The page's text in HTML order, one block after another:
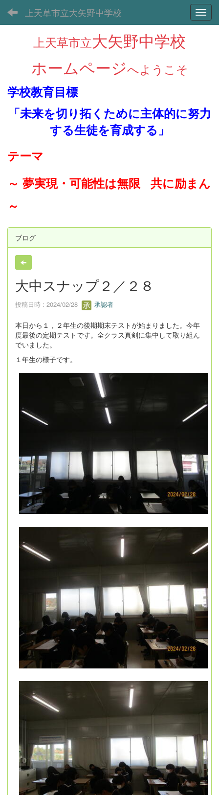
上天草市立大矢野中学校
上天草市立大矢野中学校
ホームページへようこそ
学校教育目標
「未来を切り拓くために主体的に努力
する生徒を育成する 」
テーマ
～ 夢実現・可能性は無限 共に励まん
～
ブログ
大中スナップ２／２８
投稿日時 : 2024/02/28 承認者
本日から１，２年生の後期期末テストが始まりました。今年
度最後の定期テストです。全クラス真剣に集中して取り組ん
でいました。
１年生の様子です。